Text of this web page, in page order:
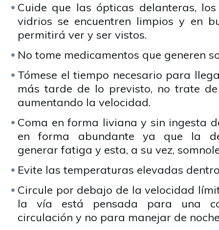
Cuide que las ópticas delanteras,
vidrios se encuentren limpios y en
permitirá ver y ser vistos.
No tome medicamentos que generen
Tómese el tiempo necesario para
más tarde de lo previsto, no trate
aumentando la velocidad.
Coma en forma liviana y sin ingesta
en forma abundante ya que la
generar fatiga y esta, a su vez,
Evite las temperaturas elevadas
Circule por debajo de la velocidad
la vía está pensada para una
circulación y no para manejar de